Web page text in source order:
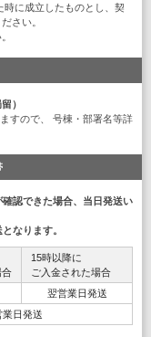
に成立したものとし、契
さい。
）
すので、 号棟・部署名等詳
認できた場合、当日発送い
なります。
合
15時以降に
ご入金された場合
翌営業日発送
業日発送